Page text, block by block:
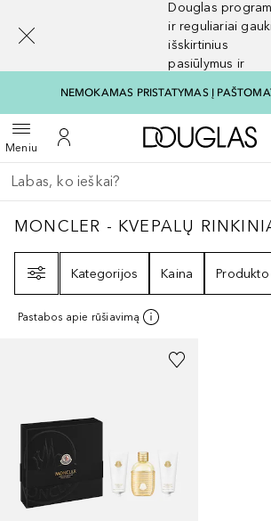
Douglas
ir reguliariai
išskirtinius
pasiūlymus ir
NEMOKAMAS PRISTATYMAS Į
MeniuAtidaryti meniuĮ mano paskyrą
Į
Grįžk atgal
Vykdykite paiešką
MONCLER - KVEPALŲ
MONCLER - KVEPALŲ
Kategorijos
Kaina
Pastabos apie rūšiavimą
[navigation.slideout.screenreader]